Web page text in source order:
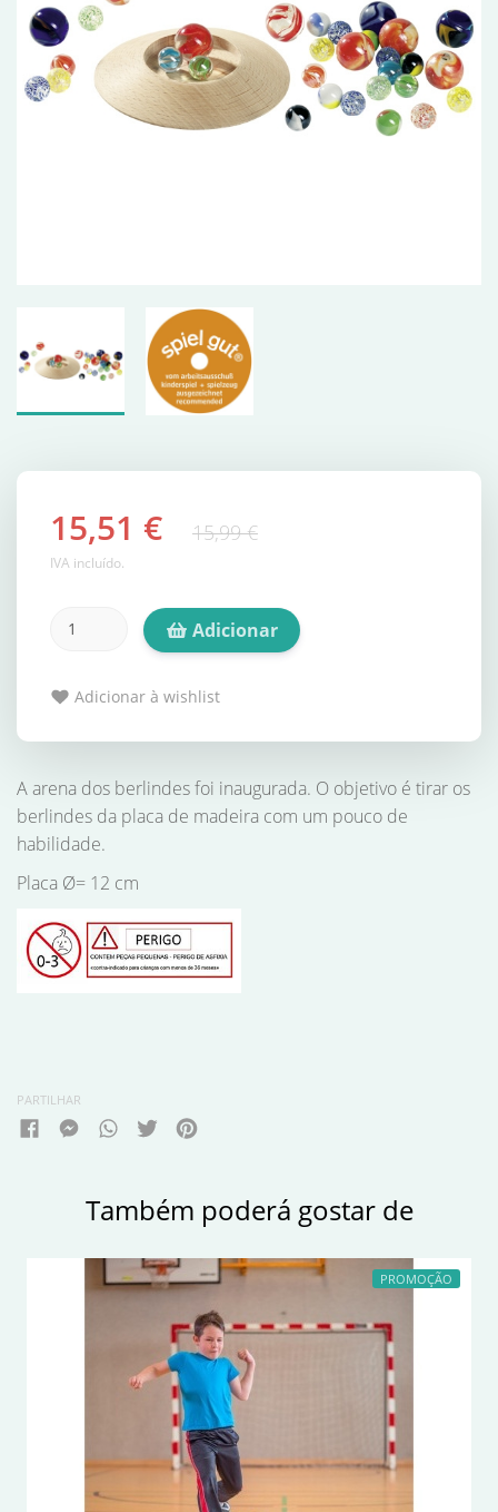
15,51 € 15,99 €
IVA incluído.
Adicionar
Adicionar à wishlist
A arena dos berlindes foi inaugurada. O objetivo é tirar os
berlindes da placa de madeira com um pouco de
habilidade.
Placa Ø= 12 cm
PARTILHAR
Também poderá gostar de
PROMOÇÃO